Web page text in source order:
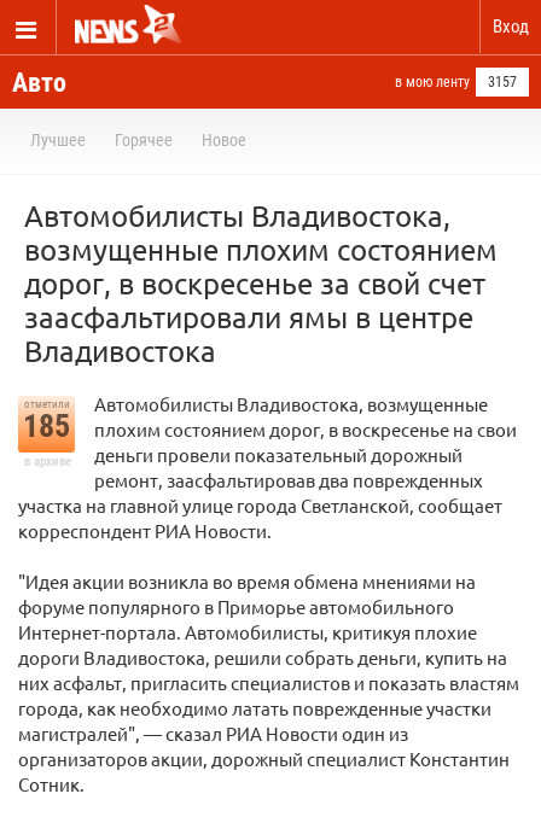
Вход
Авто в мою ленту 3157
Лучшее Горячее Новое
Автомобилисты Владивостока,
возмущенные плохим состоянием
дорог, в воскресенье за свой счет
заасфальтировали ямы в центре
Владивостока
отметили
185
в архиве
Автомобилисты Владивостока, возмущенные
плохим состоянием дорог, в воскресенье на свои
деньги провели показательный дорожный
ремонт, заасфальтировав два поврежденных
участка на главной улице города Светланской, сообщает
корреспондент РИА Новости.
"Идея акции возникла во время обмена мнениями на
форуме популярного в Приморье автомобильного
Интернет-портала. Автомобилисты, критикуя плохие
дороги Владивостока, решили собрать деньги, купить на
них асфальт, пригласить специалистов и показать властям
города, как необходимо латать поврежденные участки
магистралей", — сказал РИА Новости один из
организаторов акции, дорожный специалист Константин
Сотник.